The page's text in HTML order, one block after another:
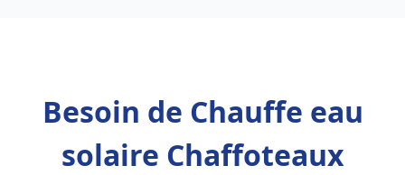
Besoin de Chauffe eau
solaire Chaffoteaux